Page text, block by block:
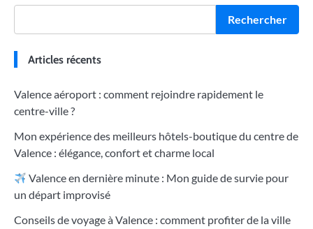
Rechercher
Articles récents
Valence aéroport : comment rejoindre rapidement le
centre-ville ?
Mon expérience des meilleurs hôtels-boutique du centre de
Valence : élégance, confort et charme local
Valence en dernière minute : Mon guide de survie pour
un départ improvisé
Conseils de voyage à Valence : comment profiter de la ville